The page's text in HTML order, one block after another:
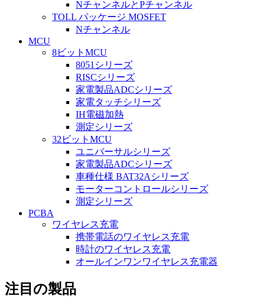
NチャンネルとPチャンネル
TOLL パッケージ MOSFET
Nチャンネル
MCU
8ビットMCU
8051シリーズ
RISCシリーズ
家電製品ADCシリーズ
家電タッチシリーズ
IH電磁加熱
測定シリーズ
32ビットMCU
ユニバーサルシリーズ
家電製品ADCシリーズ
車種仕様 BAT32Aシリーズ
モーターコントロールシリーズ
測定シリーズ
PCBA
ワイヤレス充電
携帯電話のワイヤレス充電
時計のワイヤレス充電
オールインワンワイヤレス充電器
注目の製品